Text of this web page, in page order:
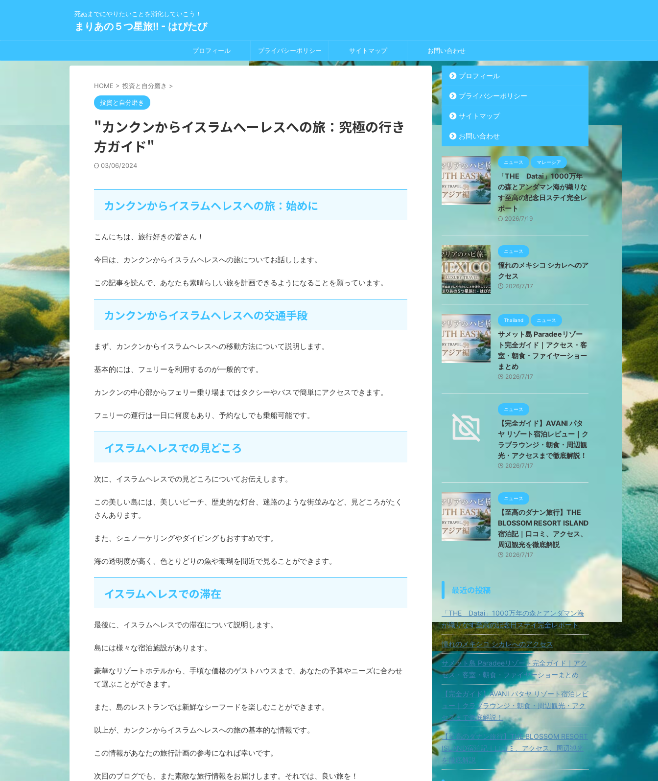
死ぬまでにやりたいことを消化していこう！
まりあの５つ星旅!! - はぴたび
プロフィール プライバシーポリシー サイトマップ お問い合わせ
HOME > 投資と自分磨き >
投資と自分磨き
"カンクンからイスラムへーレスへの旅：究極の行き
方ガイド"
03/06/2024
カンクンからイスラムヘレスへの旅：始めに
こんにちは、旅行好きの皆さん！
今日は、カンクンからイスラムヘレスへの旅についてお話しします。
この記事を読んで、あなたも素晴らしい旅を計画できるようになることを願っています。
カンクンからイスラムヘレスへの交通手段
まず、カンクンからイスラムヘレスへの移動方法について説明します。
基本的には、フェリーを利用するのが一般的です。
カンクンの中心部からフェリー乗り場まではタクシーやバスで簡単にアクセスできます。
フェリーの運行は一日に何度もあり、予約なしでも乗船可能です。
イスラムヘレスでの見どころ
次に、イスラムヘレスでの見どころについてお伝えします。
この美しい島には、美しいビーチ、歴史的な灯台、迷路のような街並みなど、見どころがたく
さんあります。
また、シュノーケリングやダイビングもおすすめです。
海の透明度が高く、色とりどりの魚や珊瑚を間近で見ることができます。
イスラムヘレスでの滞在
最後に、イスラムヘレスでの滞在について説明します。
島には様々な宿泊施設があります。
豪華なリゾートホテルから、手頃な価格のゲストハウスまで、あなたの予算やニーズに合わせ
て選ぶことができます。
また、島のレストランでは新鮮なシーフードを楽しむことができます。
以上が、カンクンからイスラムヘレスへの旅の基本的な情報です。
この情報があなたの旅行計画の参考になれば幸いです。
次回のブログでも、また素敵な旅行情報をお届けします。それでは、良い旅を！
プロフィール
プライバシーポリシー
サイトマップ
お問い合わせ
ニュース マレーシア
「THE Datai」1000万年
の森とアンダマン海が織りな
す至高の記念日ステイ完全レ
ポート
2026/7/19
ニュース
憧れのメキシコ シカレへのア
クセス
2026/7/17
Thailand ニュース
サメット島 Paradeeリゾー
ト完全ガイド｜アクセス・客
室・朝食・ファイヤーショー
まとめ
2026/7/17
ニュース
【完全ガイド】AVANI パタ
ヤ リゾート宿泊レビュー｜ク
ラブラウンジ・朝食・周辺観
光・アクセスまで徹底解説！
2026/7/17
ニュース
【至高のダナン旅行】THE
BLOSSOM RESORT ISLAND
宿泊記｜口コミ、アクセス、
周辺観光を徹底解説
2026/7/17
最近の投稿
「THE Datai」1000万年の森とアンダマン海
が織りなす至高の記念日ステイ完全レポート
憧れのメキシコ シカレへのアクセス
サメット島 Paradeeリゾート完全ガイド｜アク
セス・客室・朝食・ファイヤーショーまとめ
【完全ガイド】AVANI パタヤ リゾート宿泊レビ
ュー｜クラブラウンジ・朝食・周辺観光・アク
セスまで徹底解説！
【至高のダナン旅行】THE BLOSSOM RESORT
ISLAND宿泊記｜口コミ、アクセス、周辺観光
を徹底解説